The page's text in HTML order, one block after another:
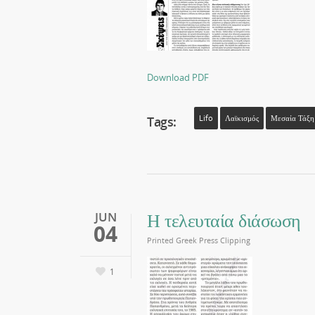
Download PDF
Tags: Lifo Λαϊκισμός Μεσαία Τάξη
JUN
04
1
Η τελευταία διάσωση
Printed Greek Press Clipping